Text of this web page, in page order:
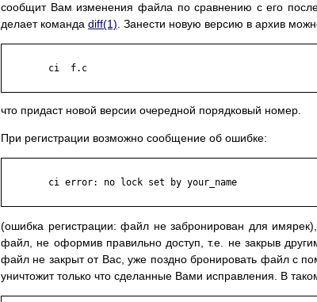
сообщит Вам изменения файла по сравнению с его
делает команда diff(1) . Занести новую версию в архив
что придаст новой версии очередной порядковый номер.
При регистрации возможно сообщение об ошибке:
(ошибка регистрации: файл не забронирован для имярек),
файл, не оформив правильно доступ, т.е. не закрыв
файл не закрыт от Вас, уже поздно бронировать файл с
уничтожит только что сделанные Вами исправления. В